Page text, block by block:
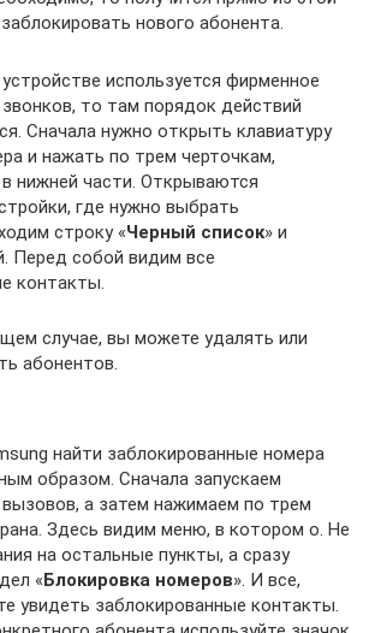
нового абонента.
используется фирменное
то там порядок действий
Сначала нужно открыть клавиатуру
и нажать по трем черточкам,
нижней части. Открываются
где нужно выбрать
строку «Черный список» и
Перед собой видим все
контакты.
случае, вы можете удалять или
абонентов.
найти заблокированные номера
образом. Сначала запускаем
а затем нажимаем по трем
Здесь видим меню, в котором о. Не
на остальные пункты, а сразу
«Блокировка номеров». И все,
увидеть заблокированные контакты.